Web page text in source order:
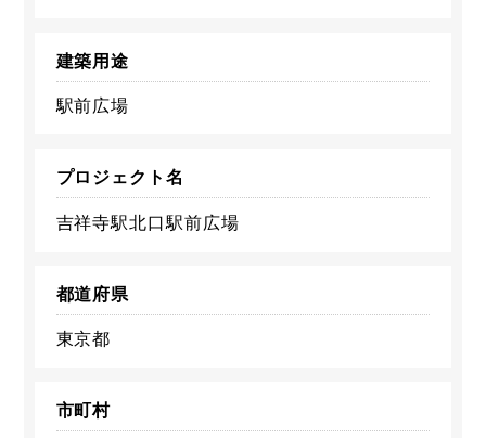
建築用途
駅前広場
プロジェクト名
吉祥寺駅北口駅前広場
都道府県
東京都
市町村